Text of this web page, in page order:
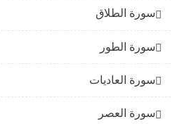
سورة الطلاق
سورة الطور
سورة العاديات
سورة العصر